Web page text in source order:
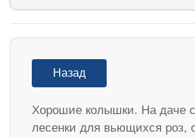
Назад
Хорошие колышки. На даче
лесенки для вьющихся роз,